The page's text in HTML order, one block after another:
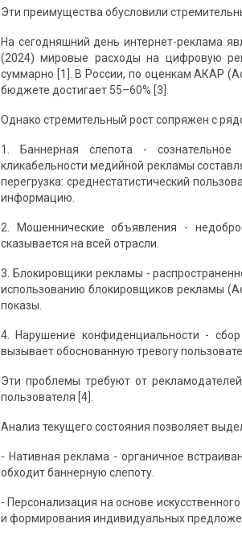
Эти преимущества обусловили
На сегодняшний день интернет-реклама
(2024) мировые расходы на цифровую
суммарно [1]. В России, по оценкам АКАР
бюджете достигает 55–60% [3].
Однако стремительный рост сопряжен с
1. Баннерная слепота - сознательное
кликабельности медийной рекламы
перегрузка: среднестатистический
информацию.
2. Мошеннические объявления -
сказывается на всей отрасли.
3. Блокировщики рекламы -
использованию блокировщиков рекламы
показы.
4. Нарушение конфиденциальности -
вызывает обоснованную тревогу
Эти проблемы требуют от
пользователя [4].
Анализ текущего состояния позволяет
- Нативная реклама - органичное
обходит баннерную слепоту.
- Персонализация на основе
и формирования индивидуальных